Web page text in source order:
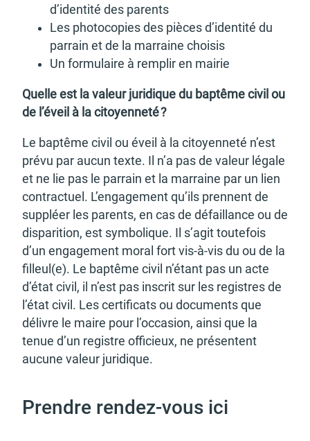
d’iden­tité des parents
Les photo­co­pies des pièces d’iden­tité du
parrain et de la marraine choi­sis
Un formu­laire à remplir en mairie
Quelle est la valeur juri­dique du baptême civil ou
de l’éveil à la citoyen­neté ?
Le baptême civil ou éveil à la citoyen­neté n’est
prévu par aucun texte. Il n’a pas de valeur légale
et ne lie pas le parrain et la marraine par un lien
contrac­tuel. L’en­ga­ge­ment qu’ils prennent de
suppléer les parents, en cas de défaillance ou de
dispa­ri­tion, est symbo­lique. Il s’agit toute­fois
d’un enga­ge­ment moral fort vis-à-vis du ou de la
filleul(e). Le baptême civil n’étant pas un acte
d’état civil, il n’est pas inscrit sur les registres de
l’état civil. Les certi­fi­cats ou docu­ments que
délivre le maire pour l’oc­ca­sion, ainsi que la
tenue d’un registre offi­cieux, ne présentent
aucune valeur juri­dique.
Prendre rendez-vous ici